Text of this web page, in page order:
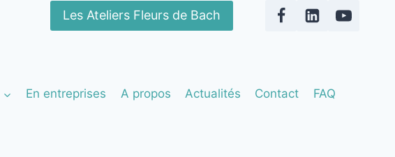
Les Ateliers Fleurs de Bach
En entreprises A propos Actualités Contact FAQ